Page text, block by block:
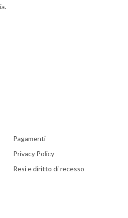
Pagamenti
Privacy Policy
Resi e diritto di recesso